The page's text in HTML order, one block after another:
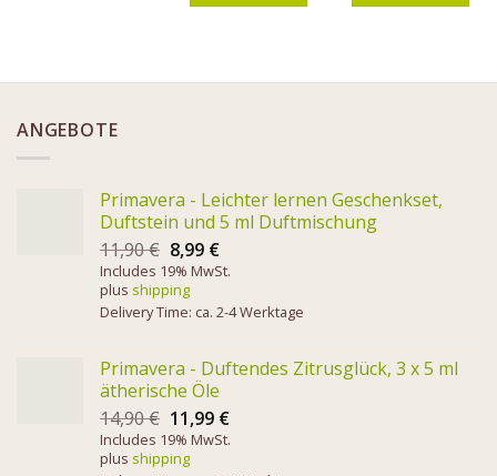
ANGEBOTE
Primavera - Leichter lernen Geschenkset,
Duftstein und 5 ml Duftmischung
11,90€ 8,99 €
Includes 19% MwSt.
plus shipping
Delivery Time: ca. 2-4 Werktage
Primavera - Duftendes Zitrusglück, 3 x 5 ml
ätherische Öle
14,90€ 11,99 €
Includes 19% MwSt.
plus shipping